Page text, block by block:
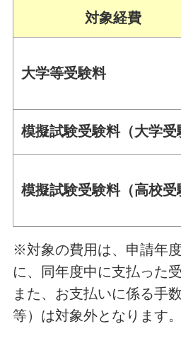
対象経費
大学等受験料
模擬試験受験料（大学受
模擬試験受験料（高校受
※対象の費用は、申請年
に、同年度中に支払った
また、お支払いに係る手
等）は対象外となります。